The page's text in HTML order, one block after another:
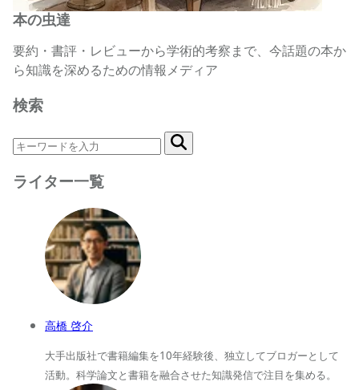
本の虫達
要約・書評・レビューから学術的考察まで、今話題の本か
ら知識を深めるための情報メディア
検索
ライター一覧
高橋 啓介
大手出版社で書籍編集を10年経験後、独立してブロガーとして
活動。科学論文と書籍を融合させた知識発信で注目を集める。